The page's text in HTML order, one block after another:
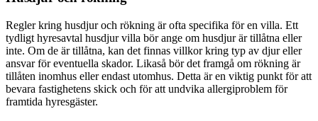
Regler kring husdjur och rökning är ofta specifika för en villa. Ett
tydligt hyresavtal husdjur villa bör ange om husdjur är tillåtna eller
inte. Om de är tillåtna, kan det finnas villkor kring typ av djur eller
ansvar för eventuella skador. Likaså bör det framgå om rökning är
tillåten inomhus eller endast utomhus. Detta är en viktig punkt för att
bevara fastighetens skick och för att undvika allergiproblem för
framtida hyresgäster.